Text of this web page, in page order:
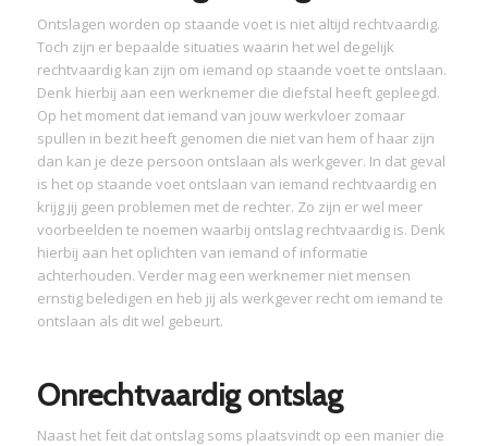
Ontslagen worden op staande voet is niet altijd rechtvaardig.
Toch zijn er bepaalde situaties waarin het wel degelijk
rechtvaardig kan zijn om iemand op staande voet te ontslaan.
Denk hierbij aan een werknemer die diefstal heeft gepleegd.
Op het moment dat iemand van jouw werkvloer zomaar
spullen in bezit heeft genomen die niet van hem of haar zijn
dan kan je deze persoon ontslaan als werkgever. In dat geval
is het op staande voet ontslaan van iemand rechtvaardig en
krijg jij geen problemen met de rechter. Zo zijn er wel meer
voorbeelden te noemen waarbij ontslag rechtvaardig is. Denk
hierbij aan het oplichten van iemand of informatie
achterhouden. Verder mag een werknemer niet mensen
ernstig beledigen en heb jij als werkgever recht om iemand te
ontslaan als dit wel gebeurt.
Onrechtvaardig ontslag
Naast het feit dat ontslag soms plaatsvindt op een manier die